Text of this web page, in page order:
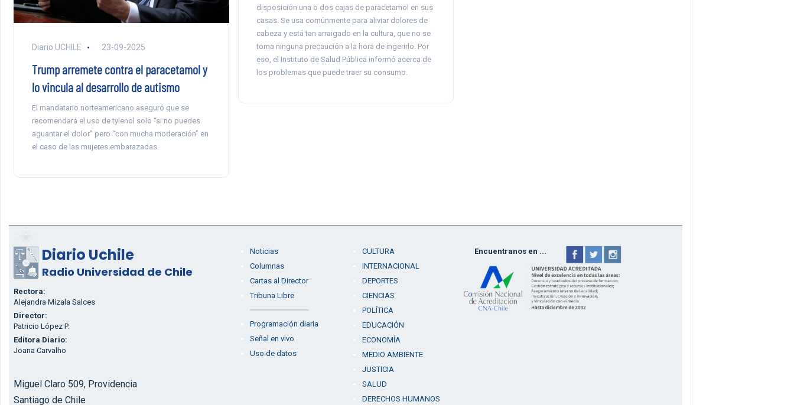
Diario UCHILE 23-09-2025
Trump arremete contra el paracetamol y
lo vincula al desarrollo de autismo
El mandatario norteamericano aseguró que se
recomendará el uso de tylenol solo “si no puedes
aguantar el dolor” pero “con mucha moderación” en
el caso de las mujeres embarazadas.
disposición una o dos cajas de paracetamol en sus
casas. Se usa comúnmente para aliviar dolores de
cabeza y está tan arraigado en la cultura, que no se
toma ninguna precaución a la hora de ingerirlo. Por
eso, el Instituto de Salud Pública informó acerca de
los problemas que puede traer su consumo.
Diario Uchile
Radio Universidad de Chile
Rectora:
Alejandra Mizala Salces
Director:
Patricio López P.
Editora Diario:
Joana Carvalho
Miguel Claro 509, Providencia
Santiago de Chile
Noticias
Columnas
Cartas al Director
Tribuna Libre
Programación diaria
Señal en vivo
Uso de datos
CULTURA
INTERNACIONAL
DEPORTES
CIENCIAS
POLÍTICA
EDUCACIÓN
ECONOMÍA
MEDIO AMBIENTE
JUSTICIA
SALUD
DERECHOS HUMANOS
Encuentranos en ...